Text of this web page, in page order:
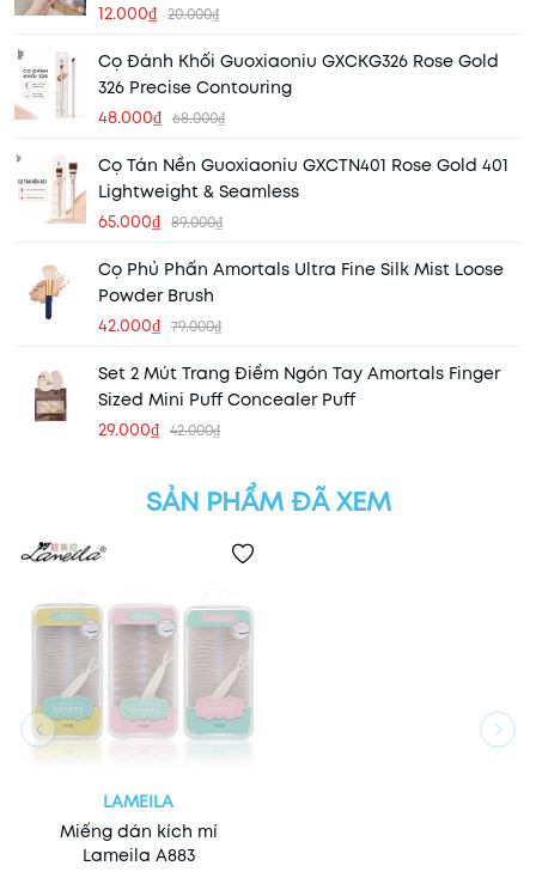
12.000₫ 20.000₫
Cọ Đánh Khối Guoxiaoniu GXCKG326 Rose Gold
326 Precise Contouring
48.000₫ 68.000₫
Cọ Tán Nền Guoxiaoniu GXCTN401 Rose Gold 401
Lightweight & Seamless
65.000₫ 89.000₫
Cọ Phủ Phấn Amortals Ultra Fine Silk Mist Loose
Powder Brush
42.000₫ 79.000₫
Set 2 Mút Trang Điểm Ngón Tay Amortals Finger
Sized Mini Puff Concealer Puff
29.000₫ 42.000₫
SẢN PHẨM ĐÃ XEM
LAMEILA
Miếng dán kích mí
Lameila A883